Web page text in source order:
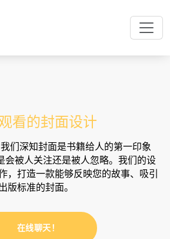
看的封面设计
们深知封面是书籍给人的第一印象
被人关注还是被人忽略。我们的设
，打造一款能够反映您的故事、吸引
版标准的封面。
在线聊天！